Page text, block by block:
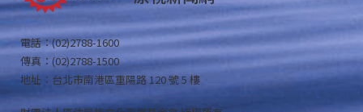
電話：(02)2788-1600
傳真：(02)2788-1500
地址：台北市南港區重陽路 120 號 5 樓